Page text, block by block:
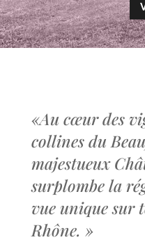
«Au cœur des
collines du
majestueux
surplombe la
vue unique sur
Rhône. »